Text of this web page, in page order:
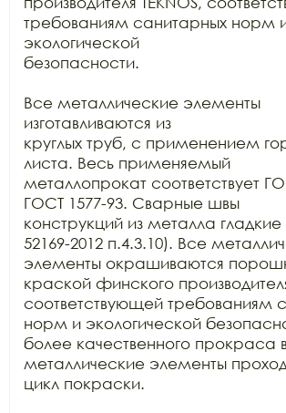
требованиям санитарных норм
экологической
безопасности.
Все металлические элементы
изготавливаются из
круглых труб, с применением
листа. Весь применяемый
металлопрокат соответствует
ГОСТ 1577-93. Сварные швы
конструкций из металла
52169-2012 п.4.3.10). Все
элементы окрашиваются
краской финского
соответствующей требованиям
норм и экологической
более качественного прокраса
металлические элементы
цикл покраски.